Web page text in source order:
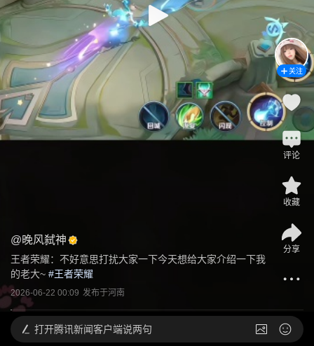
@晚风弑神
王者荣耀：不好意思打扰大家一下今天想给大家介绍一下我
的老大~ #王者荣耀
2026-06-22 00:09 发布于河南
关注
评论
收藏
分享
打开腾讯新闻客户端说两句